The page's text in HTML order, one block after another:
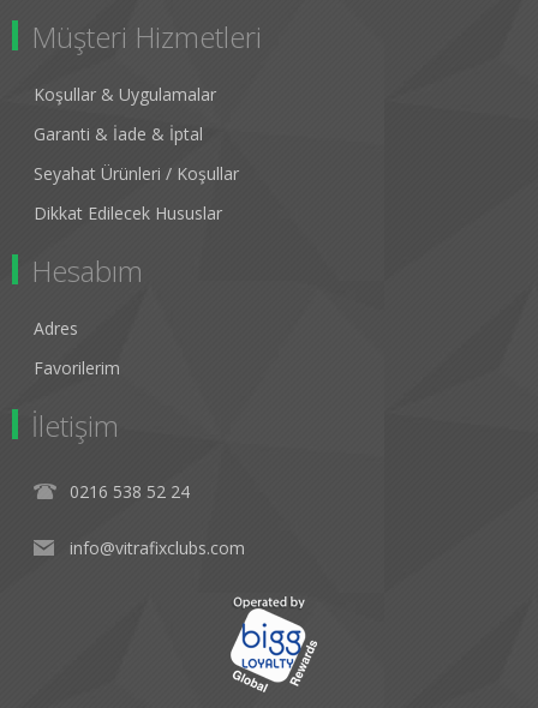
Müşteri Hizmetleri
Koşullar & Uygulamalar
Garanti & İade & İptal
Seyahat Ürünleri / Koşullar
Dikkat Edilecek Hususlar
Hesabım
Adres
Favorilerim
İletişim
0216 538 52 24
info@vitrafixclubs.com